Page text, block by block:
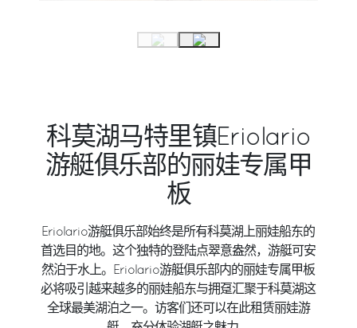
科莫湖马特里镇Eriolario
游艇俱乐部的丽娃专属甲
板
Eriolario游艇俱乐部始终是所有科莫湖上丽娃船东的
首选目的地。这个独特的登陆点翠意盎然，游艇可安
然泊于水上。Eriolario游艇俱乐部内的丽娃专属甲板
必将吸引越来越多的丽娃船东与拥趸汇聚于科莫湖这
全球最美湖泊之一。访客们还可以在此租赁丽娃游